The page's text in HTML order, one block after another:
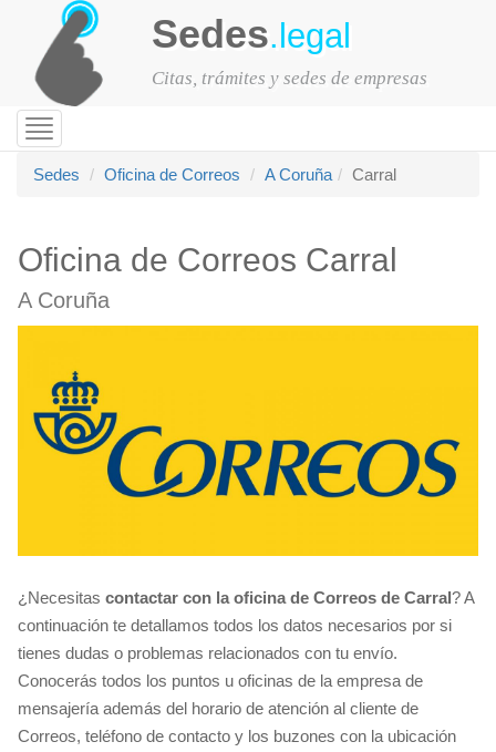
Sedes.legal
Citas, trámites y sedes de empresas
Toggle
navigation
Sedes
Oficina de Correos A Coruña Carral
Oficina de Correos Carral
A Coruña
¿Necesitas contactar con la oficina de Correos de Carral? A
continuación te detallamos todos los datos necesarios por si
tienes dudas o problemas relacionados con tu envío.
Conocerás todos los puntos u oficinas de la empresa de
mensajería además del horario de atención al cliente de
Correos, teléfono de contacto y los buzones con la ubicación